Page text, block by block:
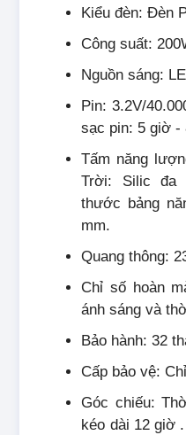
Kiểu đèn: Đèn
Công suất:
Nguồn sáng:
Pin: 3.2V/
sạc pin: 5 giờ -
Tấm năng
Trời: Silic đa
thước bảng
mm.
Quang thông:
Chỉ số hoàn
ánh sáng và
Bảo hành: 32
Cấp bảo vệ:
Góc chiếu:
kéo dài 12 giờ